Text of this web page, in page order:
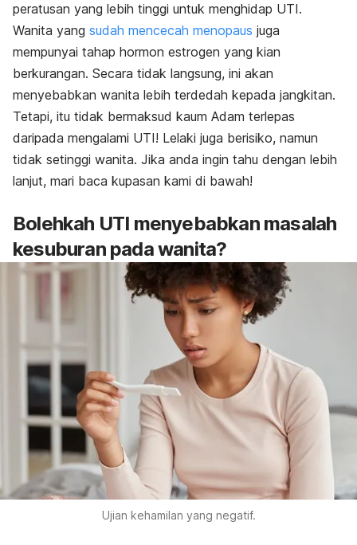
peratusan yang lebih tinggi untuk menghidap UTI.
Wanita yang sudah mencecah menopaus juga
mempunyai tahap hormon estrogen yang kian
berkurangan. Secara tidak langsung, ini akan
menyebabkan wanita lebih terdedah kepada jangkitan.
Tetapi, itu tidak bermaksud kaum Adam terlepas
daripada mengalami UTI! Lelaki juga berisiko, namun
tidak setinggi wanita. Jika anda ingin tahu dengan lebih
lanjut, mari baca kupasan kami di bawah!
Bolehkah UTI menyebabkan masalah
kesuburan pada wanita?
Ujian kehamilan yang negatif.